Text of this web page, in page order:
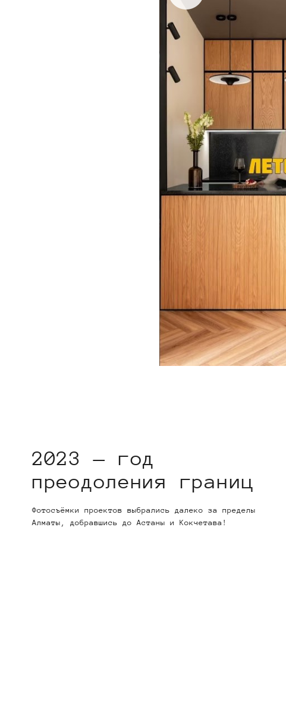
2023 — год
преодоления границ
Фотосъёмки проектов выбрались далеко за пределы
Алматы, добравшись до Астаны и Кокчетава!